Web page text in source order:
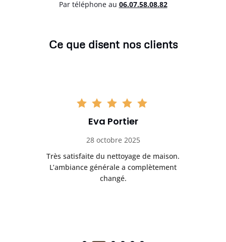
Par téléphone au 06.07.58.08.82
Ce que disent nos clients
Eva Portier
28 octobre 2025
Très satisfaite du nettoyage de maison.
L’ambiance générale a complètement
changé.